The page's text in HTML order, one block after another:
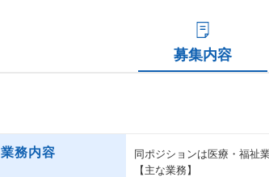
募集内容
業務内容
同ポジションは医療・福祉
【主な業務】